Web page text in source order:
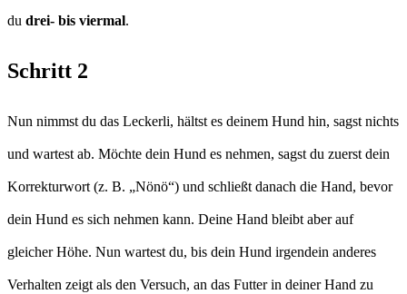
du drei- bis viermal.
Schritt 2
Nun nimmst du das Leckerli, hältst es deinem Hund hin, sagst nichts
und wartest ab. Möchte dein Hund es nehmen, sagst du zuerst dein
Korrekturwort (z. B. „Nönö“) und schließt danach die Hand, bevor
dein Hund es sich nehmen kann. Deine Hand bleibt aber auf
gleicher Höhe. Nun wartest du, bis dein Hund irgendein anderes
Verhalten zeigt als den Versuch, an das Futter in deiner Hand zu